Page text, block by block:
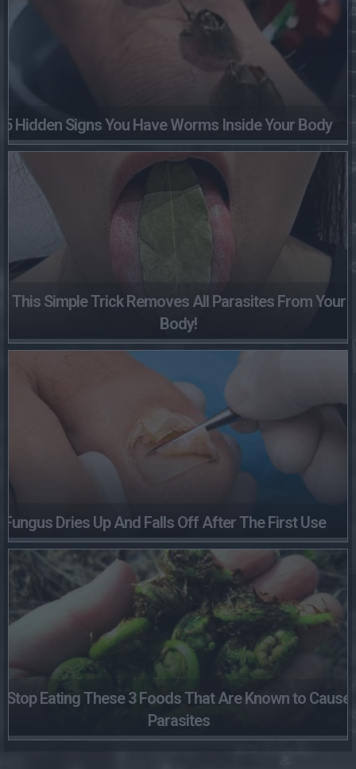
5 Hidden Signs You Have Worms Inside Your Body
This Simple Trick Removes All Parasites From Your
Body!
Fungus Dries Up And Falls Off After The First Use
Stop Eating These 3 Foods That Are Known to Cause
Parasites